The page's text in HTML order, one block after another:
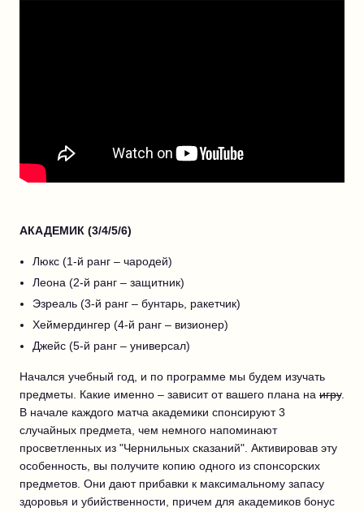
АКАДЕМИК (3/4/5/6)
Люкс (1-й ранг – чародей)
Леона (2-й ранг – защитник)
Эзреаль (3-й ранг – бунтарь, ракетчик)
Хеймердингер (4-й ранг – визионер)
Джейс (5-й ранг – универсал)
Начался учебный год, и по программе мы будем изучать
предметы. Какие именно – зависит от вашего плана на игру.
В начале каждого матча академики спонсируют 3
случайных предмета, чем немного напоминают
просветленных из "Чернильных сказаний". Активировав эту
особенность, вы получите копию одного из спонсорских
предметов. Они дают прибавки к максимальному запасу
здоровья и убийственности, причем для академиков бонус